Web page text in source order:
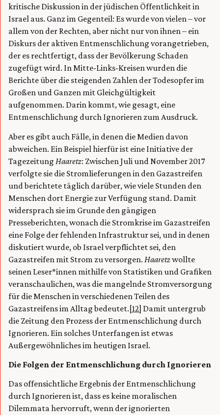
kritische Diskussion in der jüdischen Öffentlichkeit in
Israel aus. Ganz im Gegenteil: Es wurde von vielen – vor
allem von der Rechten, aber nicht nur von ihnen – ein
Diskurs der aktiven Entmenschlichung vorangetrieben,
der es rechtfertigt, dass der Bevölkerung Schaden
zugefügt wird. In Mitte-Links-Kreisen wurden die
Berichte über die steigenden Zahlen der Todesopfer im
Großen und Ganzen mit Gleichgültigkeit
aufgenommen. Darin kommt, wie gesagt, eine
Entmenschlichung durch Ignorieren zum Ausdruck.
Aber es gibt auch Fälle, in denen die Medien davon
abweichen. Ein Beispiel hierfür ist eine Initiative der
Tagezeitung Haaretz: Zwischen Juli und November 2017
verfolgte sie die Stromlieferungen in den Gazastreifen
und berichtete täglich darüber, wie viele Stunden den
Menschen dort Energie zur Verfügung stand. Damit
widersprach sie im Grunde den gängigen
Presseberichten, wonach die Stromkrise im Gazastreifen
eine Folge der fehlenden Infrastruktur sei, und in denen
diskutiert wurde, ob Israel verpflichtet sei, den
Gazastreifen mit Strom zu versorgen. Haaretzwollte
seinen Leser*innen mithilfe von Statistiken und Grafiken
veranschaulichen, was die mangelnde Stromversorgung
für die Menschen in verschiedenen Teilen des
Gazastreifens im Alltag bedeutet.[12] Damit untergrub
die Zeitung den Prozess der Entmenschlichung durch
Ignorieren. Ein solches Unterfangen ist etwas
Außergewöhnliches im heutigen Israel.
Die Folgen der Entmenschlichung durch Ignorieren
Das offensichtliche Ergebnis der Entmenschlichung
durch Ignorieren ist, dass es keine moralischen
Dilemmata hervorruft, wenn der ignorierten